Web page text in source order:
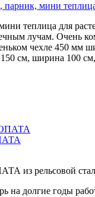
парник, мини
теплица для
лучам. Очень
чехле 450 мм
см, ширина 100
из рельсовой
на долгие годы